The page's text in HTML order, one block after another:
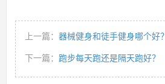
上一篇： 器械健身和徒手健身哪个好？
下一篇： 跑步每天跑还是隔天跑好？